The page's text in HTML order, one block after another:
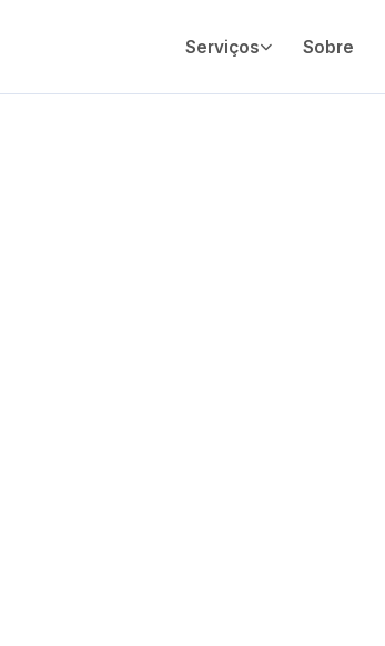
Serviços Sobre